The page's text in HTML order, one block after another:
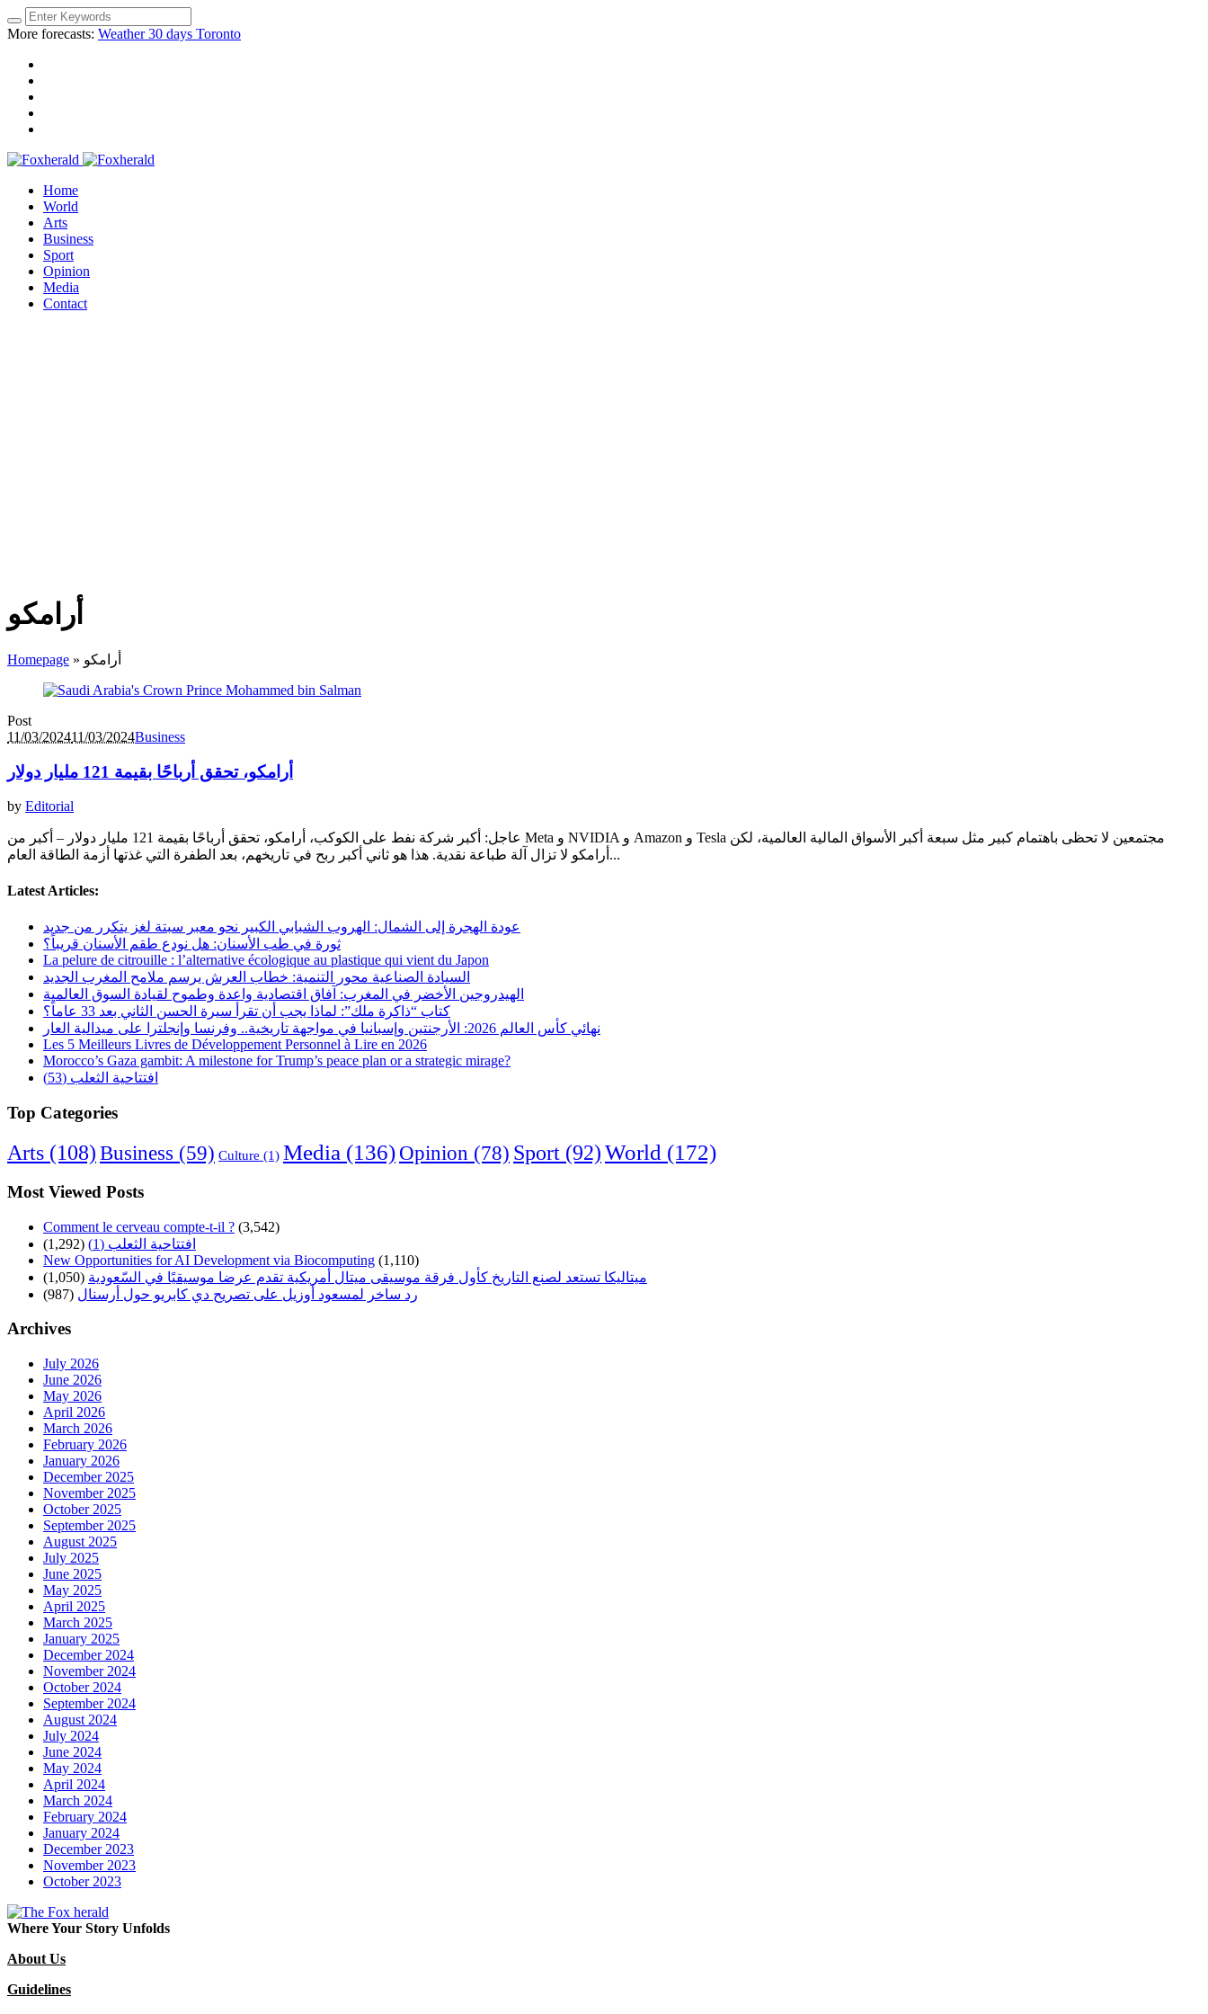
More forecasts: Weather 30 days Toronto
Home
World
Arts
Business
Sport
Opinion
Media
Contact
أرامكو
Homepage » أرامكو
Post
11/03/202411/03/2024Business
أرامكو، تحقق أرباحًا بقيمة 121 مليار دولار
by Editorial
عاجل: أكبر شركة نفط على الكوكب، أرامكو، تحقق أرباحًا بقيمة 121 مليار دولار – أكبر من Meta و NVIDIA و Amazon و Tesla مجتمعين لا تحظى باهتمام كبير مثل سبعة أكبر الأسواق المالية العالمية، لكن
أرامكو لا تزال آلة طباعة نقدية. هذا هو ثاني أكبر ربح في تاريخهم، بعد الطفرة التي غذتها أزمة الطاقة العام...
Latest Articles:
عودة الهجرة إلى الشمال: الهروب الشبابي الكبير نحو معبر سبتة لغز يتكرر من جديد
ثورة في طب الأسنان: هل نودع طقم الأسنان قريباً؟
La pelure de citrouille : l’alternative écologique au plastique qui vient du Japon
السيادة الصناعية محور التنمية: خطاب العرش يرسم ملامح المغرب الجديد
الهيدروجين الأخضر في المغرب: آفاق اقتصادية واعدة وطموح لقيادة السوق العالمية
كتاب “ذاكرة ملك”: لماذا يجب أن تقرأ سيرة الحسن الثاني بعد 33 عاماً؟
نهائي كأس العالم 2026: الأرجنتين وإسبانيا في مواجهة تاريخية.. وفرنسا وإنجلترا على ميدالية العار
Les 5 Meilleurs Livres de Développement Personnel à Lire en 2026
Morocco’s Gaza gambit: A milestone for Trump’s peace plan or a strategic mirage?
افتتاحية الثعلب (53)
Top Categories
Arts (108) Business (59) Culture (1) Media (136)Opinion (78) Sport (92)World (172)
Most Viewed Posts
Comment le cerveau compte-t-il ? (3,542)
افتتاحية الثعلب (1)
(1,292)
New Opportunities for AI Development via Biocomputing (1,110)
ميتاليكا تستعد لصنع التاريخ كأول فرقة موسيقى ميتال أمريكية تقدم عرضا موسيقيًا في السّعودية (1,050)
رد ساخر لمسعود أوزيل على تصريح دي كابريو حول أرسنال (987)
Archives
July 2026
June 2026
May 2026
April 2026
March 2026
February 2026
January 2026
December 2025
November 2025
October 2025
September 2025
August 2025
July 2025
June 2025
May 2025
April 2025
March 2025
January 2025
December 2024
November 2024
October 2024
September 2024
August 2024
July 2024
June 2024
May 2024
April 2024
March 2024
February 2024
January 2024
December 2023
November 2023
October 2023
Where Your Story Unfolds
About Us
Guidelines